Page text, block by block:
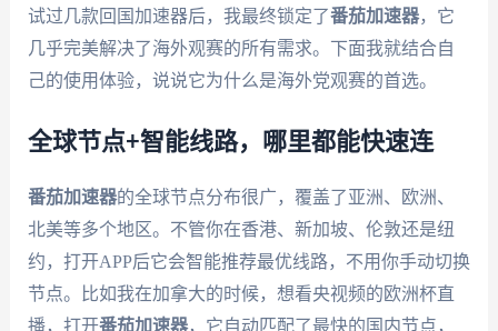
试过几款回国加速器后，我最终锁定了番茄加速器，它
几乎完美解决了海外观赛的所有需求。下面我就结合自
己的使用体验，说说它为什么是海外党观赛的首选。
全球节点+智能线路，哪里都能快速连
番茄加速器的全球节点分布很广，覆盖了亚洲、欧洲、
北美等多个地区。不管你在香港、新加坡、伦敦还是纽
约，打开APP后它会智能推荐最优线路，不用你手动切换
节点。比如我在加拿大的时候，想看央视频的欧洲杯直
播，打开番茄加速器，它自动匹配了最快的国内节点，